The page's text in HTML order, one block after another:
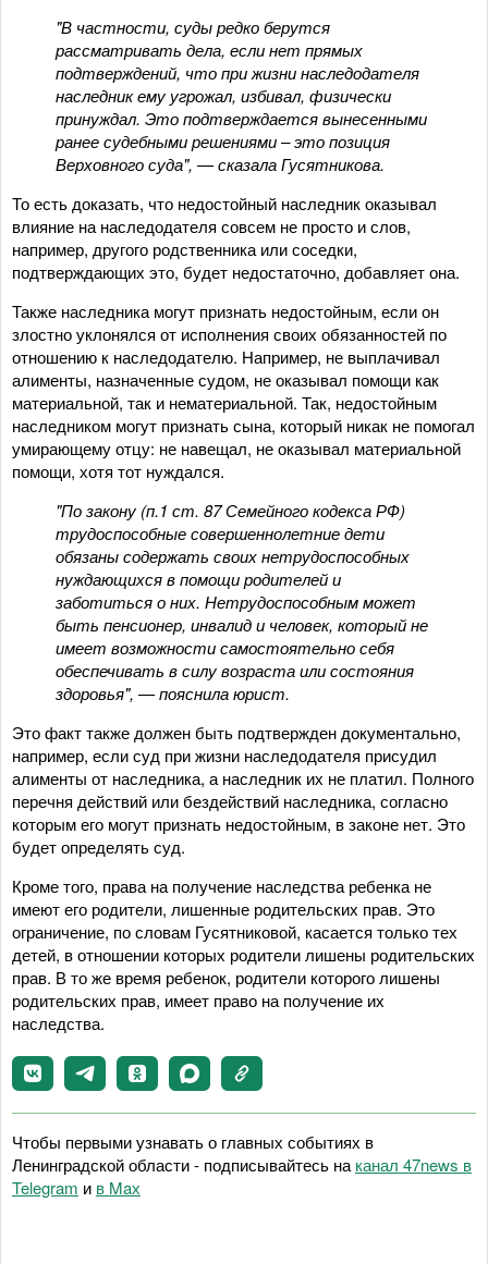
"В частности, суды редко берутся
рассматривать дела, если нет прямых
подтверждений, что при жизни наследодателя
наследник ему угрожал, избивал, физически
принуждал. Это подтверждается вынесенными
ранее судебными решениями – это позиция
Верховного суда", — сказала Гусятникова.
То есть доказать, что недостойный наследник оказывал
влияние на наследодателя совсем не просто и слов,
например, другого родственника или соседки,
подтверждающих это, будет недостаточно, добавляет она.
Также наследника могут признать недостойным, если он
злостно уклонялся от исполнения своих обязанностей по
отношению к наследодателю. Например, не выплачивал
алименты, назначенные судом, не оказывал помощи как
материальной, так и нематериальной. Так, недостойным
наследником могут признать сына, который никак не помогал
умирающему отцу: не навещал, не оказывал материальной
помощи, хотя тот нуждался.
"По закону (п.1 ст. 87 Семейного кодекса РФ)
трудоспособные совершеннолетние дети
обязаны содержать своих нетрудоспособных
нуждающихся в помощи родителей и
заботиться о них. Нетрудоспособным может
быть пенсионер, инвалид и человек, который не
имеет возможности самостоятельно себя
обеспечивать в силу возраста или состояния
здоровья", — пояснила юрист.
Это факт также должен быть подтвержден документально,
например, если суд при жизни наследодателя присудил
алименты от наследника, а наследник их не платил. Полного
перечня действий или бездействий наследника, согласно
которым его могут признать недостойным, в законе нет. Это
будет определять суд.
Кроме того, права на получение наследства ребенка не
имеют его родители, лишенные родительских прав. Это
ограничение, по словам Гусятниковой, касается только тех
детей, в отношении которых родители лишены родительских
прав. В то же время ребенок, родители которого лишены
родительских прав, имеет право на получение их
наследства.
Чтобы первыми узнавать о главных событиях в
Ленинградской области - подписывайтесь на канал 47news в
Telegram и в Maх